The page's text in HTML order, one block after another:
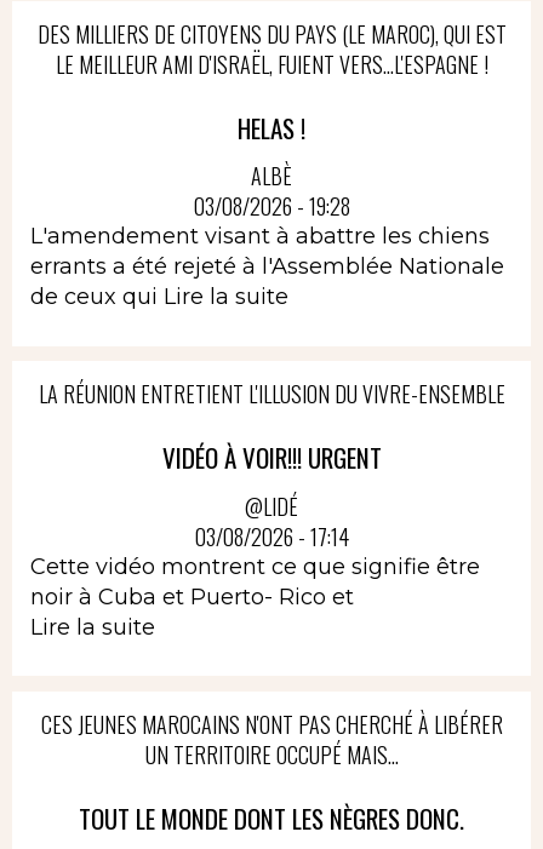
DES MILLIERS DE CITOYENS DU PAYS (LE MAROC), QUI EST
LE MEILLEUR AMI D'ISRAËL, FUIENT VERS...L'ESPAGNE !
HELAS !
ALBÈ
03/08/2026 - 19:28
L'amendement visant à abattre les chiens
errants a été rejeté à l'Assemblée Nationale
de ceux qui Lire la suite
LA RÉUNION ENTRETIENT L'ILLUSION DU VIVRE-ENSEMBLE
VIDÉO À VOIR!!! URGENT
@LIDÉ
03/08/2026 - 17:14
Cette vidéo montrent ce que signifie être
noir à Cuba et Puerto- Rico et
Lire la suite
CES JEUNES MAROCAINS N'ONT PAS CHERCHÉ À LIBÉRER
UN TERRITOIRE OCCUPÉ MAIS...
TOUT LE MONDE DONT LES NÈGRES DONC.